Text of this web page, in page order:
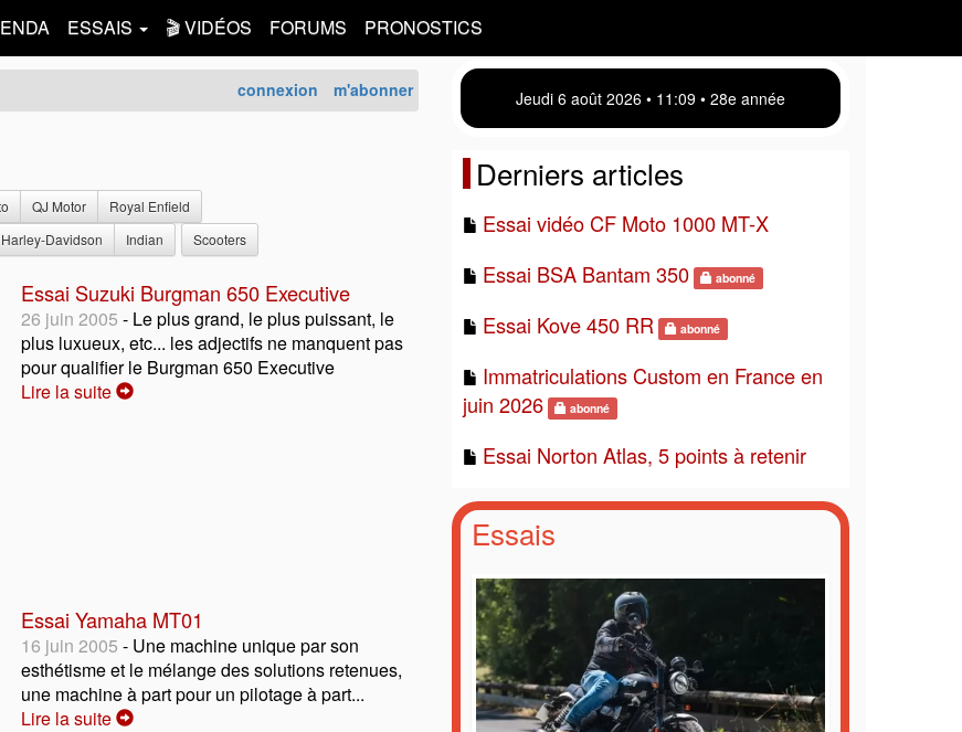
ESSAIS 🎬 VIDÉOS FORUMS PRONOSTICS
connexion m'abonner
QJ Motor
Royal Enfield
Harley-Davidson Indian Scooters
Essai Suzuki Burgman 650 Executive
26 juin 2005 - Le plus grand, le plus puissant, le
plus luxueux, etc... les adjectifs ne manquent pas
pour qualifier le Burgman 650 Executive
Lire la suite
Essai Yamaha MT01
16 juin 2005 - Une machine unique par son
esthétisme et le mélange des solutions retenues,
une machine à part pour un pilotage à part...
Lire la suite
Jeudi 6 août 2026 • 11 09 • 28e année
Derniers articles
Essai vidéo CF Moto 1000 MT-X
Essai BSA Bantam 350
abonné
Essai Kove 450 RR abonné
Immatriculations Custom en France en
juin 2026
abonné
Essai Norton Atlas, 5 points à retenir
Essais